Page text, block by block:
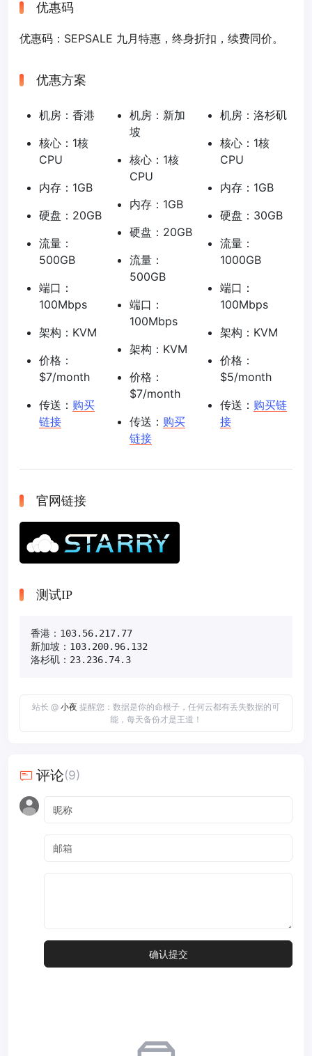
优惠码
优惠码： SEPSALE 九月特惠，终身折扣，续费同价。
优惠方案
机房：香港
核心：1核
CPU
内存：1GB
硬盘：20GB
流量：
500GB
端口：
100Mbps
架构：KVM
价格：
$7/month
传送： 购买
链接
机房：新加
坡
核心：1核
CPU
内存：1GB
硬盘：20GB
流量：
500GB
端口：
100Mbps
架构：KVM
价格：
$7/month
传送： 购买
链接
机房：洛杉矶
核心：1核
CPU
内存：1GB
硬盘：30GB
流量：
1000GB
端口：
100Mbps
架构：KVM
价格：
$5/month
传送： 购买链
接
官网链接
测试IP
香港：103.56.217.77
新加坡：103.200.96.132
洛杉矶：23.236.74.3
站长 @ 小夜 提醒您：数据是你的命根子，任何云都有丢失数据的可
能，每天备份才是王道！
评论(9)